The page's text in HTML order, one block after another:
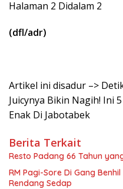
Halaman 2 Didalam 2
(dfl/adr)
Artikel ini disadur –>
Juicynya Bikin Nagih! Ini
Enak Di Jabotabek
Berita Terkait
Resto Padang 66 Tahun
RM Pagi-Sore Di Gang
Rendang Sedap